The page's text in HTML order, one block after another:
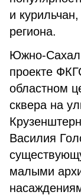
и
региона.
Южно-
проекте
областном
сквера на
Василия
малыми